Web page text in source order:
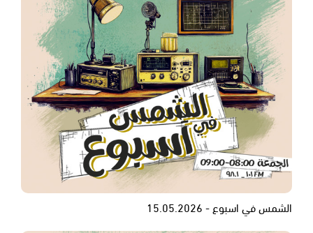
الشمس في اسبوع - 15.05.2026